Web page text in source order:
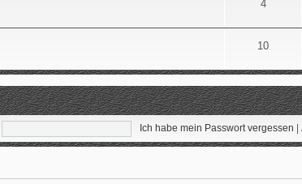
4
10
Ich habe mein Passwort vergessen